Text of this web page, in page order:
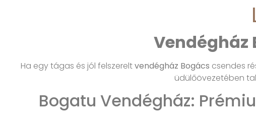
Vendégház
Ha egy tágas és jól felszereltvendégház Bogács csendes
üdülőövezetében
Bogatu Vendégház: